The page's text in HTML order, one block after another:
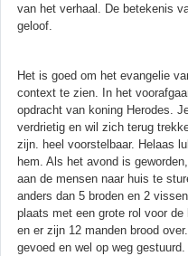
van het verhaal. De betekenis
geloof.
Het is goed om het evangelie
context te zien. In het
opdracht van koning Herodes.
verdrietig en wil zich terug
zijn. heel voorstelbaar. Helaas
hem. Als het avond is
aan de mensen naar huis te
anders dan 5 broden en 2
plaats met een grote rol voor de
en er zijn 12 manden brood
gevoed en wel op weg